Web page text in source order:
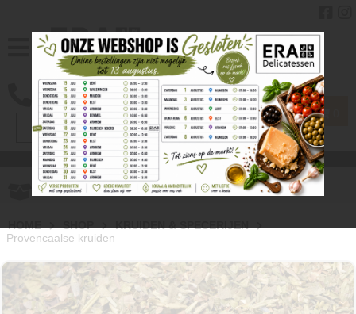
Gratisverzenden vanaf € 40.00
HOME SHOP
KRUIDEN & SPECERIJEN
Provencaalse kruiden